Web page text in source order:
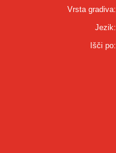
Vrsta gradiva:
Jezik:
Išči po: